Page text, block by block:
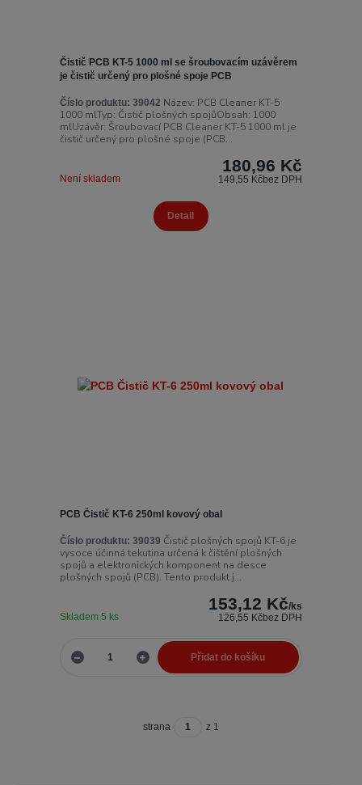
Čistič PCB KT-5 1000 ml se šroubovacím uzávěrem
je čistič určený pro plošné spoje PCB
Číslo produktu: 39042 Název: PCB Cleaner KT-5
1000 mlTyp: Čistič plošných spojůObsah: 1000
mlUzávěr: Šroubovací PCB Cleaner KT-5 1000 ml je
čistič určený pro plošné spoje (PCB...
180,96 Kč
149,55 Kčbez DPH
Není skladem
Detail
PCB Čistič KT-6 250ml kovový obal
Číslo produktu: 39039 Čistič plošných spojů KT-6 je
vysoce účinná tekutina určená k čištění plošných
spojů a elektronických komponent na desce
plošných spojů (PCB). Tento produkt j...
153,12 Kč/ks
126,55 Kčbez DPH
Skladem 5 ks
Přidat do košíku
strana z 1